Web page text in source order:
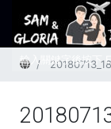
首頁